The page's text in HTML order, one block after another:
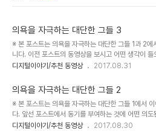
의욕을 자극하는 대단한 그들 3
※ 본 포스트는 의욕을 자극하는 대단한 그들 1과 2에
니다. 이전 포스트의 동영상을 보시고 어떤 생각이 들
의 마음처럼 아드레날린이 분비되는 듯한 느낌을 받은
니다. 그저 시작이었을 뿐이죠. 글감이 될만하다고 판
언제나 나중에라도 소재로 활용할 수 있도록 트렐로
드라이브(Google Drive)와 같은 클라우드 도구들을
하고 저장해 두는 습관을 갖고 있습니다. 그 라는 앞
상이 그랬습니다. 어쨌든 그 영상을 본 것으로 우선 의
디지털이야기/추천 동영상 2017.08.31
의욕을 자극하는 대단한 그들 2
※ 본 포스트는 의욕을 자극하는 대단한 그들 1에서 이
다. 앞선 포스트에서 동기를 부여하는 것에 어떤 의도
자본주의가 저쩌구 했습니다만, 어찌 보면 그것이 그
디지털이야기/추천 동영상 2017.08.30